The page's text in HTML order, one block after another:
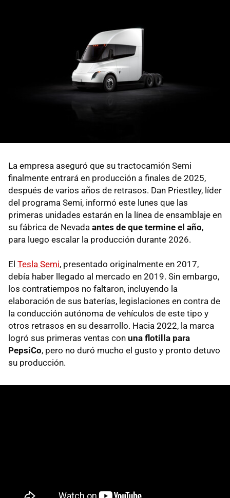
La empresa aseguró que su tractocamión Semi
finalmente entrará en producción a finales de 2025,
después de varios años de retrasos. Dan Priestley, líder
del programa Semi, informó este lunes que las
primeras unidades estarán en la línea de ensamblaje en
su fábrica de Nevada antes de que termine el año,
para luego escalar la producción durante 2026.
El Tesla Semi, presentado originalmente en 2017,
debía haber llegado al mercado en 2019. Sin embargo,
los contratiempos no faltaron, incluyendo la
elaboración de sus baterías, legislaciones en contra de
la conducción autónoma de vehículos de este tipo y
otros retrasos en su desarrollo. Hacia 2022, la marca
logró sus primeras ventas con una flotilla para
PepsiCo, pero no duró mucho el gusto y pronto detuvo
su producción.